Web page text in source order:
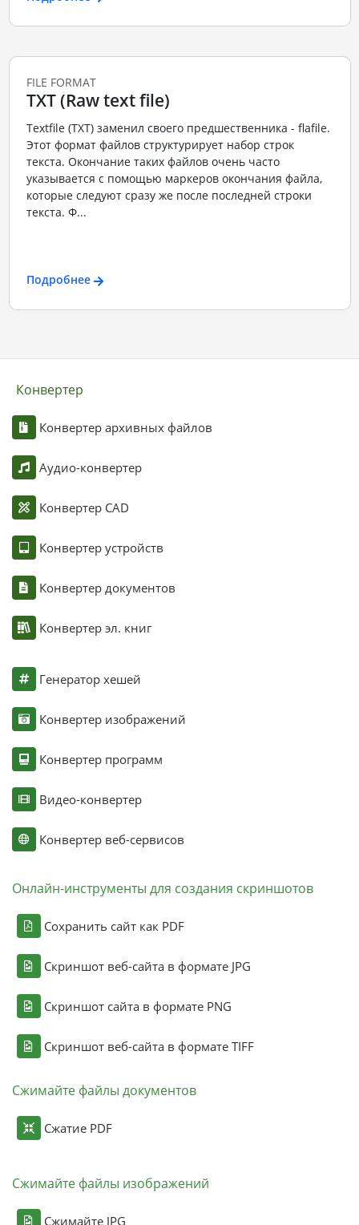
FILE FORMAT
TXT (Raw text file)
Textfile (TXT) заменил своего предшественника - flafile.
Этот формат файлов структурирует набор строк
текста. Окончание таких файлов очень часто
указывается с помощью маркеров окончания файла,
которые следуют сразу же после последней строки
текста. Ф...
Подробнее
Конвертер
Конвертер архивных файлов
Аудио-конвертер
Конвертер CAD
Конвертер устройств
Конвертер документов
Конвертер эл. книг
Генератор хешей
Конвертер изображений
Конвертер программ
Видео-конвертер
Конвертер веб-сервисов
Онлайн-инструменты для создания скриншотов
Сохранить сайт как PDF
Скриншот веб-сайта в формате JPG
Скриншот сайта в формате PNG
Скриншот веб-сайта в формате TIFF
Сжимайте файлы документов
Сжатие PDF
Сжимайте файлы изображений
Сжимайте JPG